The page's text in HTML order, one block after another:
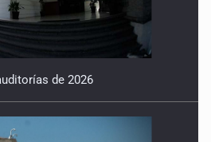
de 2026